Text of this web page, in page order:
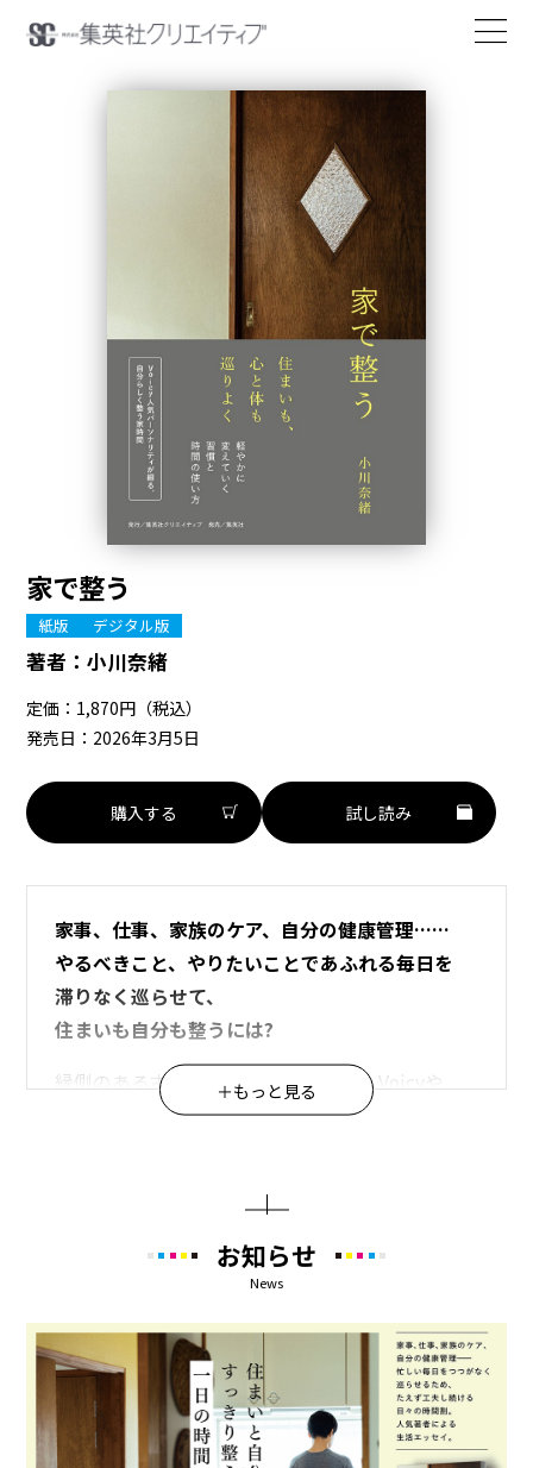
家で整う
紙版 デジタル版
著者：小川奈緒
定価：1,870円（税込）
発売日：2026年3月5日
購入する 試し読み
家事、仕事、家族のケア、自分の健康管理……
やるべきこと、やりたいことであふれる毎日を
滞りなく巡らせて、
住まいも自分も整うには――?
縁側のある古い一軒家での暮らしを、Voicyや
noteで発信する著者が、
を時間軸に沿って紹介。
写真豊富な一冊です。
【目次】
朝
目覚めからの1時間が一日のカギを握る
毎日8000歩の習慣で健康チェック
＋もっと見る
お知らせ
News